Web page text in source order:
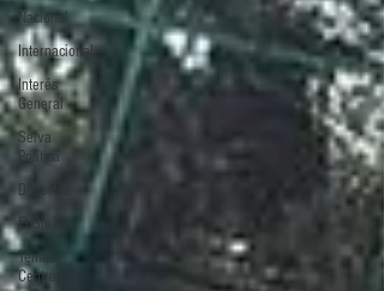
Nacional
Internacional
Interés
General
Selva
Política
Deportes
El Sie7e
Temas
Centrales